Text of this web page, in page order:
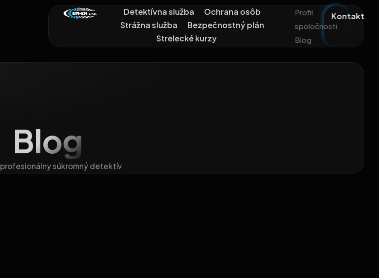
Detektívna služba
Ochrana osôb
Strážna služba
Bezpečnostný plán
Strelecké kurzy
Profil
spoločnosti
Blog
Kontakt
Blog
profesionálny súkromný detektív